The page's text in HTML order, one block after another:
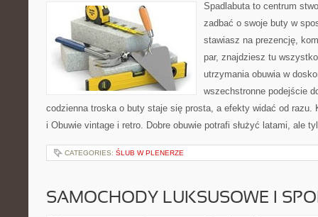
Spadlabuta to centrum
zadbać o swoje buty w
stawiasz na prezencję,
par, znajdziesz tu
utrzymania obuwia w
wszechstronne podejście
codzienna troska o buty staje się prosta, a efekty widać od razu.
i Obuwie vintage i retro. Dobre obuwie potrafi służyć latami, ale
CATEGORIES: ŚLUB W PLENERZE
SAMOCHODY LUKSUSOWE I